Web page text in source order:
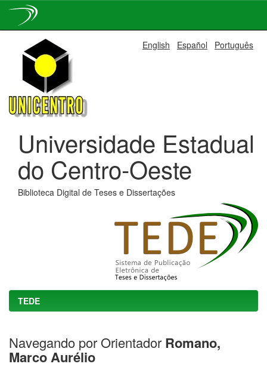
navigation
English Español Português
Universidade Estadual
do Centro-Oeste
Biblioteca Digital de Teses e Dissertações
TEDE
Navegando por Orientador Romano,
Marco Aurélio